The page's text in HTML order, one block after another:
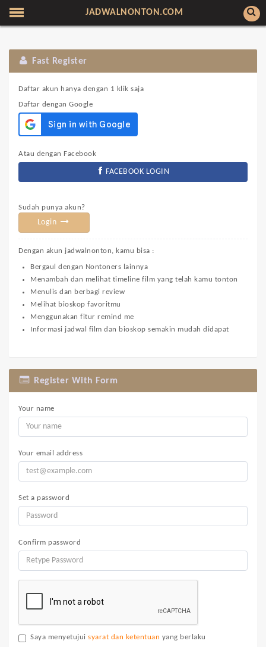
JADWALNONTON.COM
Fast Register
Daftar akun hanya dengan 1 klik saja
Daftar dengan Google
Atau dengan Facebook
FACEBOOK LOGIN
Sudah punya akun?
Login
Dengan akun jadwalnonton, kamu bisa :
Bergaul dengan Nontoners lainnya
Menambah dan melihat timeline film yang telah kamu tonton
Menulis dan berbagi review
Melihat bioskop favoritmu
Menggunakan fitur remind me
Informasi jadwal film dan bioskop semakin mudah didapat
Register With Form
Your name
Your email address
Set a password
Confirm password
Saya menyetujui syarat dan ketentuan yang berlaku